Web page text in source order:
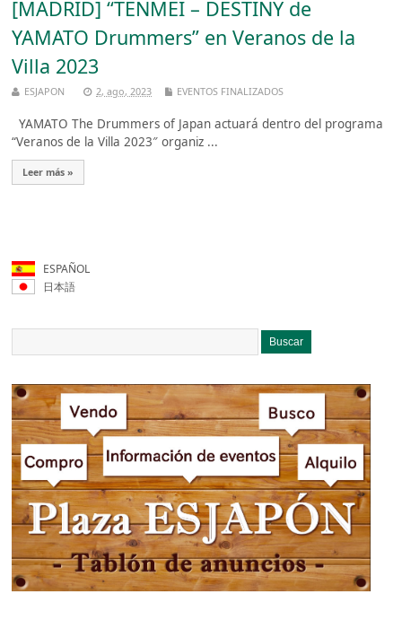
[MADRID] “TENMEI – DESTINY de
YAMATO Drummers” en Veranos de la
Villa 2023
ESJAPON 2, ago, 2023 EVENTOS FINALIZADOS
YAMATO The Drummers of Japan actuará dentro del programa
“Veranos de la Villa 2023″ organiz ...
Leer más »
ESPAÑOL
日本語